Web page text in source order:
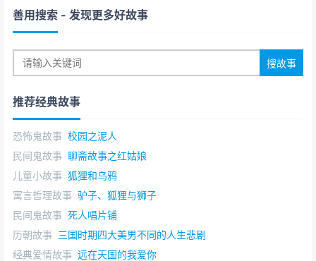
善用搜索 - 发现更多好故事
推荐经典故事
恐怖鬼故事 校园之泥人
民间鬼故事 聊斋故事之红姑娘
儿童小故事 狐狸和乌鸦
寓言哲理故事 驴子、狐狸与狮子
民间鬼故事 死人唱片铺
历朝故事 三国时期四大美男不同的人生悲剧
经典爱情故事 远在天国的我爱你